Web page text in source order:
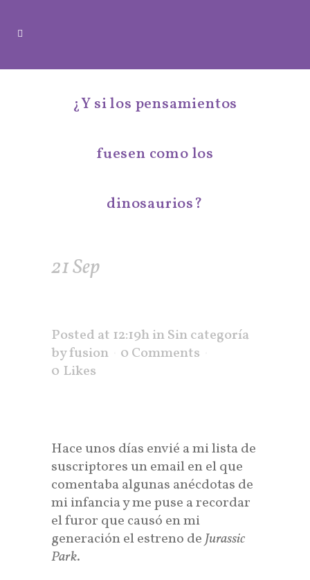
¿Y si los pensamientos
fuesen como los
dinosaurios?
21 Sep
Posted at 12:19hinSin categoría
byfusion
0 Comments
0 Likes
Hace unos días envié a mi lista de
suscriptores un email en el que
comentaba algunas anécdotas de
mi infancia y me puse a recordar
el furor que causó en mi
generación el estreno deJurassic
Park.